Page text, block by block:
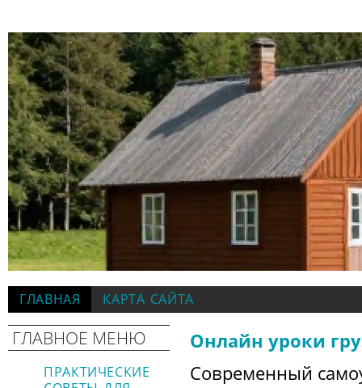
ГЛАВНАЯ КАРТА САЙТА
ГЛАВНОЕ МЕНЮ
ПРАКТИЧЕСКИЕ
Онлайн уроки
Современный